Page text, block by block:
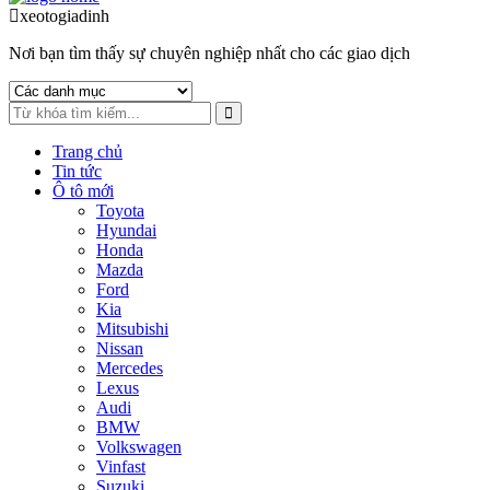
to
toxeotogiadinh
Nơi bạn tìm thấy sự chuyên nghiệp nhất cho các giao dịch
Trang chủ
Tin tức
Ô tô mới
Toyota
Hyundai
Honda
Mazda
Ford
Kia
Mitsubishi
Nissan
Mercedes
Lexus
Audi
BMW
Volkswagen
Vinfast
Suzuki